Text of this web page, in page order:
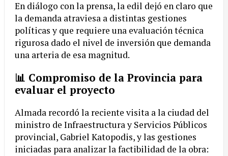
En diálogo con la prensa, la edil dejó en claro que
la demanda atraviesa a distintas gestiones
políticas y que requiere una evaluación técnica
rigurosa dado el nivel de inversión que demanda
una arteria de esa magnitud.
📊 Compromiso de la Provincia para
evaluar el proyecto
Almada recordó la reciente visita a la ciudad del
ministro de Infraestructura y Servicios Públicos
provincial, Gabriel Katopodis, y las gestiones
iniciadas para analizar la factibilidad de la obra: